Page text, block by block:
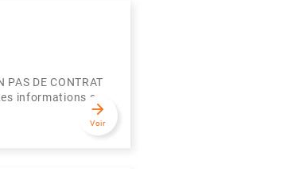
PAS DE CONTRAT
informations s...
arrow_forward
Voir